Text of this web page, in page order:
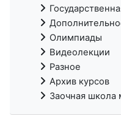
Олимпиады
Видеолекции
Разное
Архив курсов
Заочная